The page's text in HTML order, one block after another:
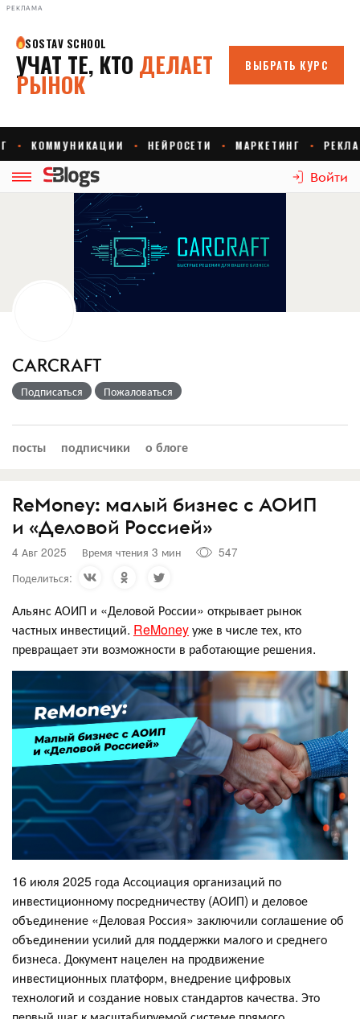
РЕКЛАМА
Войти
CARCRAFT
Подписаться Пожаловаться
посты подписчики о блоге
ReMoney: малый бизнес с АОИП
и «Деловой Россией»
4 Авг 2025 Время чтения 3 мин
547
Поделиться:
Альянс АОИП и «Деловой России» открывает рынок
частных инвестиций. ReMoneyуже в числе тех, кто
превращает эти возможности в работающие решения.
16 июля 2025 года Ассоциация организаций по
инвестиционному посредничеству (АОИП) и деловое
объединение «Деловая Россия» заключили соглашение об
объединении усилий для поддержки малого и среднего
бизнеса. Документ нацелен на продвижение
инвестиционных платформ, внедрение цифровых
технологий и создание новых стандартов качества. Это